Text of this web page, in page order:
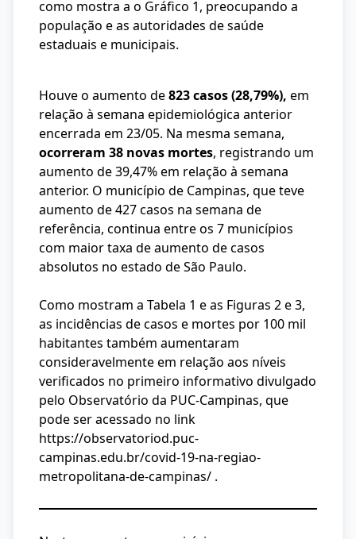
como mostra a o Gráfico 1, preocupando a
população e as autoridades de saúde
estaduais e municipais.
Houve o aumento de823 casos (28,79%), em
relação à semana epidemiológica anterior
encerrada em 23/05. Na mesma semana,
ocorreram 38 novas mortes, registrando um
aumento de 39,47% em relação à semana
anterior. O município de Campinas, que teve
aumento de 427 casos na semana de
referência, continua entre os 7 municípios
com maior taxa de aumento de casos
absolutos no estado de São Paulo.
Como mostram a Tabela 1 e as Figuras 2 e 3,
as incidências de casos e mortes por 100 mil
habitantes também aumentaram
consideravelmente em relação aos níveis
verificados no primeiro informativo divulgado
pelo Observatório da PUC-Campinas, que
pode ser acessado no link
https://observatoriod.puc-
campinas.edu.br/covid-19-na-regiao-
metropolitana-de-campinas/ .